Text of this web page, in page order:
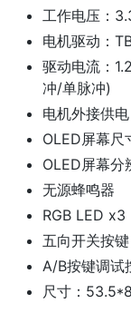
工作电压：
电机驱动：
驱动电流：
冲/单脉冲)
电机外接供
OLED屏幕
OLED屏幕
无源蜂鸣器
RGB LED x3
五向开关按键
A/B按键调试
尺寸：